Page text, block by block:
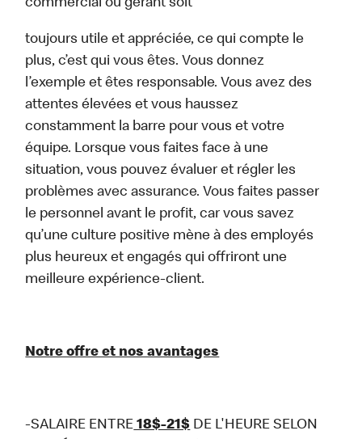
commercial ou gérant soit
toujours utile et appréciée, ce qui compte le
plus, c’est qui vous êtes. Vous donnez
l’exemple et êtes responsable. Vous avez des
attentes élevées et vous haussez
constamment la barre pour vous et votre
équipe. Lorsque vous faites face à une
situation, vous pouvez évaluer et régler les
problèmes avec assurance. Vous faites passer
le personnel avant le profit, car vous savez
qu’une culture positive mène à des employés
plus heureux et engagés qui offriront une
meilleure expérience-client.
Notre offre et nos avantages
-SALAIRE ENTRE 18$-21$ DE L'HEURE SELON